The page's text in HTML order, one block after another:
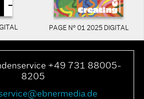
PAGE N° 01 2025 DIGITAL
+49 731 88005-
8205